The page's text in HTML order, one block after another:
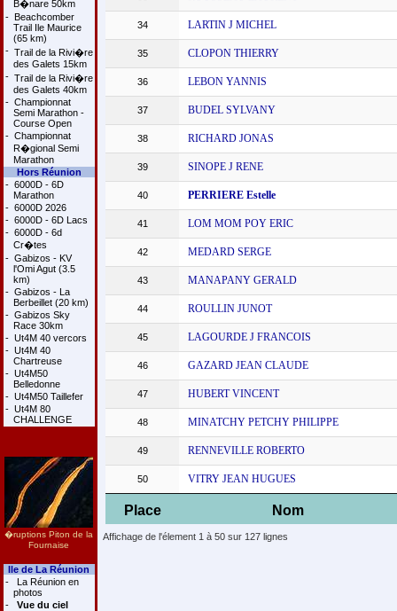
B�nare 50km
- Beachcomber
Trail Ile Maurice
(65 km)
- Trail de la Rivi�re
des Galets 15km
- Trail de la Rivi�re
des Galets 40km
- Championnat
Semi Marathon -
Course Open
- Championnat
R�gional Semi
Marathon
Hors Réunion
- 6000D - 6D
Marathon
- 6000D 2026
- 6000D - 6D Lacs
- 6000D - 6d
Cr�tes
- Gabizos - KV
l'Omi Agut (3.5
km)
- Gabizos - La
Berbeillet (20 km)
- Gabizos Sky
Race 30km
- Ut4M 40 vercors
- Ut4M 40
Chartreuse
- Ut4M50
Belledonne
- Ut4M50 Taillefer
- Ut4M 80
CHALLENGE
�ruptions Piton de la
Fournaise
Ile de La Réunion
-
La Réunion en
photos
-
Vue du ciel
Place Nom
34 LARTIN J MICHEL
35 CLOPON THIERRY
36 LEBON YANNIS
37 BUDEL SYLVANY
38 RICHARD JONAS
39 SINOPE J RENE
40 PERRIERE Estelle
41 LOM MOM POY ERIC
42 MEDARD SERGE
43 MANAPANY GERALD
44 ROULLIN JUNOT
45 LAGOURDE J FRANCOIS
46 GAZARD JEAN CLAUDE
47 HUBERT VINCENT
48 MINATCHY PETCHY PHILIPPE
49 RENNEVILLE ROBERTO
50 VITRY JEAN HUGUES
Affichage de l'élement 1 à 50 sur 127 lignes